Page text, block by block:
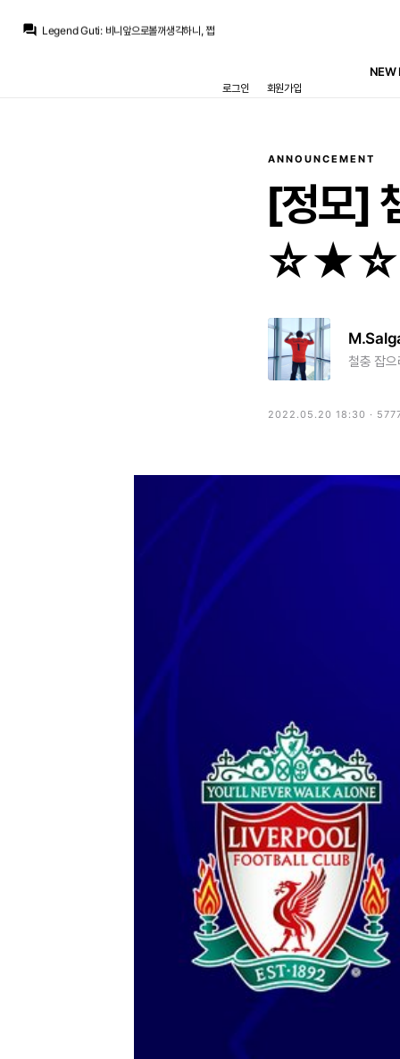
question_answer Legend Guti: 비니앞으로볼꺼생각하니, 쩝
로드리가 바르샤가서 안아프고 시즌 보내면 우리는 무관인데 이걸 손놓고 있는건 좀...
NEW
로그인 회원가입
ANNOUNCEMENT
[정모]
철충 잡
2022.05.20 18:30 ·